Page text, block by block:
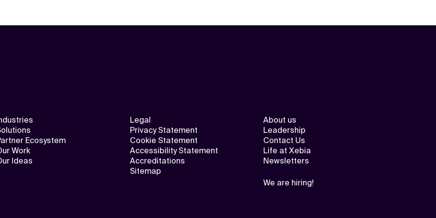
Ecosystem
Work
Ideas
Legal
Privacy Statement
Cookie Statement
Accessibility Statement
Accreditations
Sitemap
About us
Leadership
Contact Us
Life at Xebia
Newsletters
We are hiring!